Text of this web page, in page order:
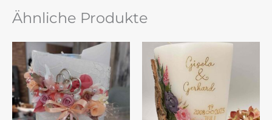
Ähnliche Produkte